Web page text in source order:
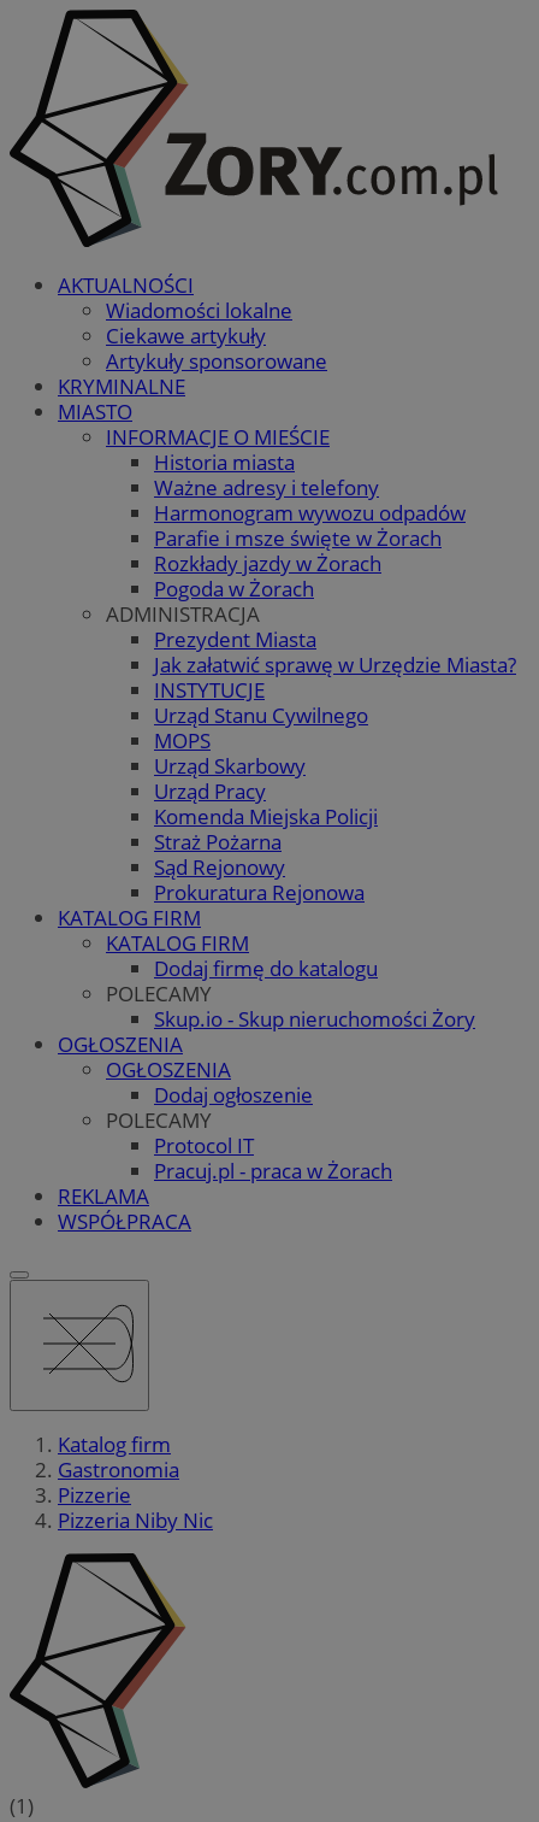
AKTUALNOŚCI
Wiadomości lokalne
Ciekawe artykuły
Artykuły sponsorowane
KRYMINALNE
MIASTO
INFORMACJE O MIEŚCIE
Historia miasta
Ważne adresy i telefony
Harmonogram wywozu odpadów
Parafie i msze święte w Żorach
Rozkłady jazdy w Żorach
Pogoda w Żorach
ADMINISTRACJA
Prezydent Miasta
Jak załatwić sprawę w Urzędzie Miasta?
INSTYTUCJE
Urząd Stanu Cywilnego
MOPS
Urząd Skarbowy
Urząd Pracy
Komenda Miejska Policji
Straż Pożarna
Sąd Rejonowy
Prokuratura Rejonowa
KATALOG FIRM
KATALOG FIRM
Dodaj firmę do katalogu
POLECAMY
Skup.io - Skup nieruchomości Żory
OGŁOSZENIA
OGŁOSZENIA
Dodaj ogłoszenie
POLECAMY
Protocol IT
Pracuj.pl - praca w Żorach
REKLAMA
WSPÓŁPRACA
Katalog firm
Gastronomia
Pizzerie
Pizzeria Niby Nic
(1)